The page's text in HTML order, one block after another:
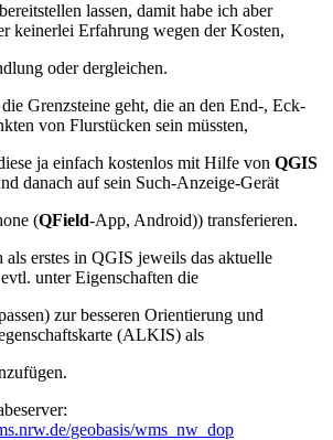
lassen, damit habe ich aber
keinerlei Erfahrung wegen der Kosten,
oder dergleichen.
Grenzsteine geht, die an den End-, Eck-
von Flurstücken sein müssten,
ja einfach kostenlos mit Hilfe von QGIS
danach auf sein Such-Anzeige-Gerät
(QField-App, Android)) transferieren.
erstes in QGIS jeweils das aktuelle
unter Eigenschaften die
zur besseren Orientierung und
(ALKIS) als
geobasis/wms_nw_dop